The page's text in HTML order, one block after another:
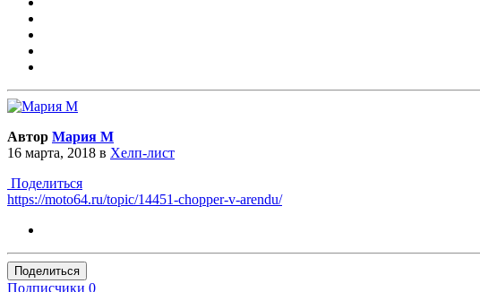
Автор Мария М
16 марта, 2018 в Хелп-лист
Поделиться
https://moto64.ru/topic/14451-chopper-v-arendu/
Поделиться
Подписчики 0